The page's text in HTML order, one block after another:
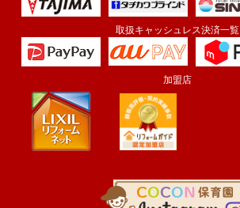
取扱キャッシュレス決済一覧
加盟店